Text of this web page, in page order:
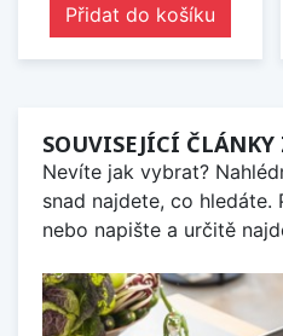
Přidat do košíku
SOUVISEJÍCÍ
Nevíte jak vybrat?
snad najdete, co hledáte.
nebo napište a určitě